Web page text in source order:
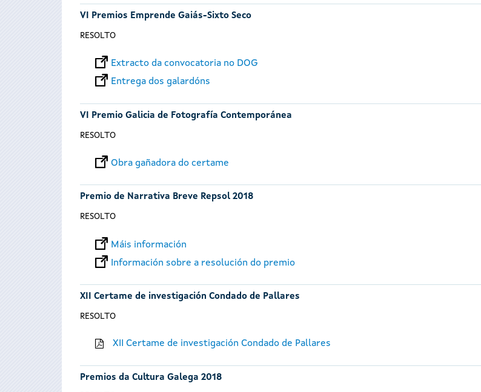
VI Premios Emprende Gaiás-Sixto Seco
RESOLTO
Extracto da convocatoria no DOG
Entrega dos galardóns
VI Premio Galicia de Fotografía Contemporánea
RESOLTO
Obra gañadora do certame
Premio de Narrativa Breve Repsol 2018
RESOLTO
Máis información
Información sobre a resolución do premio
XII Certame de investigación Condado de Pallares
RESOLTO
XII Certame de investigación Condado de Pallares
Premios da Cultura Galega 2018